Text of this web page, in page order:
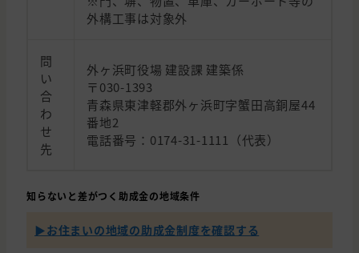
外構工事は対象外
問
い
合
わ
せ
先
外ヶ浜町役場 建設課 建築係
〒030-1393
青森県東津軽郡外ヶ浜町字蟹田高銅屋44
番地2
電話番号：0174-31-1111（代表）
知らないと差がつく助成金の地域条件
▶︎お住まいの地域の助成金制度を確認する